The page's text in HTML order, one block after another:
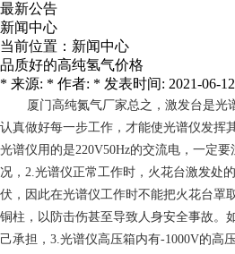
最新公告
新闻中心
当前位置： 新闻中心
品质好的高纯氢气价格
* 来源: * 作者: * 发表时间: 2021-06-
厦门高纯氮气厂家总之，激发台是光
认真做好每一步工作，才能使光谱仪发挥
光谱仪用的是220V50Hz的交流电，一定
况，2.光谱仪正常工作时，火花台激发处
伏，因此在光谱仪工作时不能把火花台罩
铜柱，以防击伤甚至导致人身安全事故。
己承担，3.光谱仪高压箱内有-1000V的高